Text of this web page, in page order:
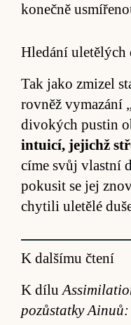
ko­nečně
Hledání uletělých
Tak jako zmizel
rovněž vy­mazání
divokých pus­tin
in­tui­cí, je­jichž
címe svůj vlastní
poku­sit se jej
chy­tili ule­tělé
K dalšímu čtení
K dílu
pozůstatky